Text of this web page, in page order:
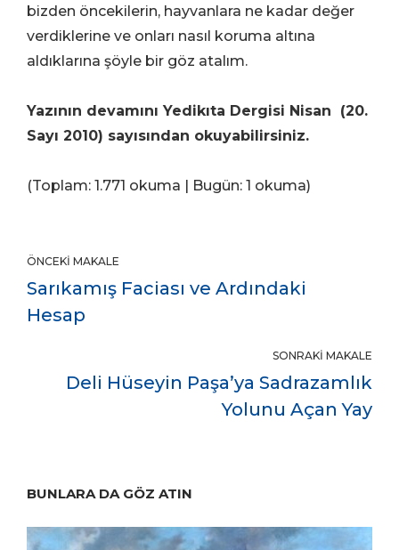
bizden öncekilerin, hayvanlara ne kadar değer
verdiklerine ve onları nasıl koruma altına
aldıklarına şöyle bir göz atalım.
Yazının devamını Yedikıta Dergisi Nisan (20.
Sayı 2010) sayısından okuyabilirsiniz.
(Toplam: 1.771 okuma | Bugün: 1 okuma)
ÖNCEKI MAKALE
Sarıkamış Faciası ve Ardındaki
Hesap
SONRAKI MAKALE
Deli Hüseyin Paşa’ya Sadrazamlık
Yolunu Açan Yay
BUNLARA DA GÖZ ATIN